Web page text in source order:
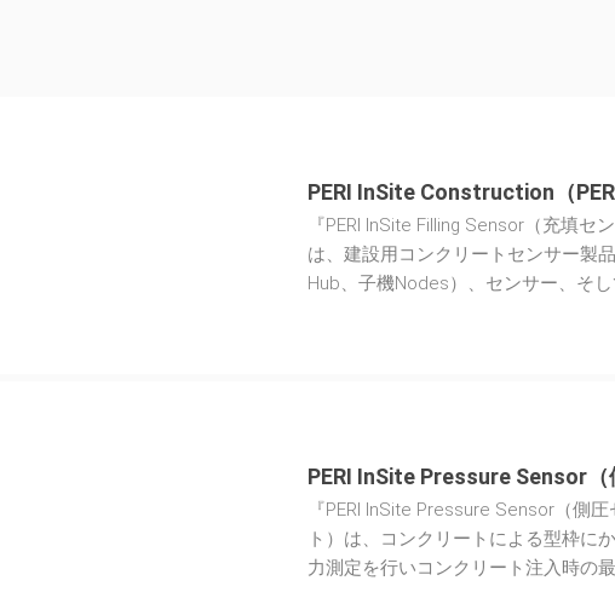
PERI InSite Construction（
『PERI InSite Filling Sensor（充填
は、建設用コンクリートセンサー製
Hub、子機Nodes）、センサー、そ
PERI InSite Pressure Sensor
『PERI InSite Pressure Sensor（側
ト）は、コンクリートによる型枠に
力測定を行いコンクリート注入時の